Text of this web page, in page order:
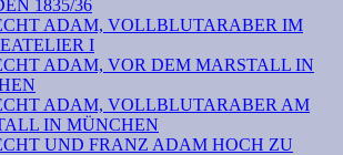
1835/36
ADAM, VOLLBLUTARABER IM
I
ADAM, VOR DEM MARSTALL IN
ADAM, VOLLBLUTARABER AM
IN MÜNCHEN
UND FRANZ ADAM HOCH ZU